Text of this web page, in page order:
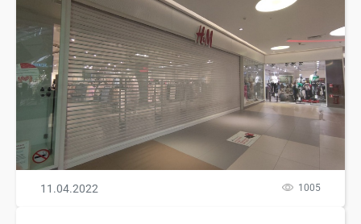
11.04.2022 1005